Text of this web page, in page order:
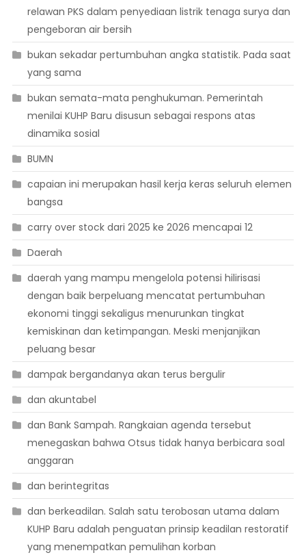
relawan PKS dalam penyediaan listrik tenaga surya dan
pengeboran air bersih
bukan sekadar pertumbuhan angka statistik. Pada saat
yang sama
bukan semata-mata penghukuman. Pemerintah
menilai KUHP Baru disusun sebagai respons atas
dinamika sosial
BUMN
capaian ini merupakan hasil kerja keras seluruh elemen
bangsa
carry over stock dari 2025 ke 2026 mencapai 12
Daerah
daerah yang mampu mengelola potensi hilirisasi
dengan baik berpeluang mencatat pertumbuhan
ekonomi tinggi sekaligus menurunkan tingkat
kemiskinan dan ketimpangan. Meski menjanjikan
peluang besar
dampak bergandanya akan terus bergulir
dan akuntabel
dan Bank Sampah. Rangkaian agenda tersebut
menegaskan bahwa Otsus tidak hanya berbicara soal
anggaran
dan berintegritas
dan berkeadilan. Salah satu terobosan utama dalam
KUHP Baru adalah penguatan prinsip keadilan restoratif
yang menempatkan pemulihan korban